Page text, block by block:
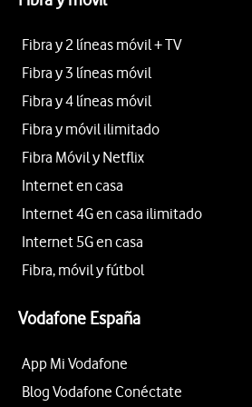
Fibra y 2 líneas móvil + TV
Fibra y 3 líneas móvil
Fibra y 4 líneas móvil
Fibra y móvil ilimitado
Fibra Móvil y Netflix
Internet en casa
Internet 4G en casa ilimitado
Internet 5G en casa
Fibra, móvil y fútbol
Vodafone España
App Mi Vodafone
Blog Vodafone Conéctate